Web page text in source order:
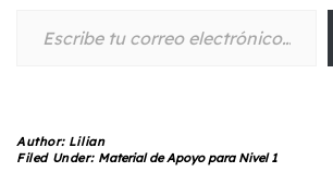
Author: Lilian
Filed Under: Material de Apoyo para Nivel 1